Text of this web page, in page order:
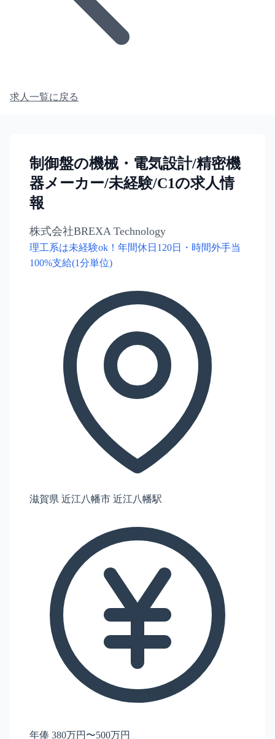
求人一覧に戻る
制御盤の機械・電気設計/精密機
器メーカー/未経験/C1の求人情
報
株式会社BREXA Technology
理工系は未経験ok！年間休日120日・時間外手当
100%支給(1分単位)
滋賀県 近江八幡市 近江八幡駅
年俸 380万円〜500万円